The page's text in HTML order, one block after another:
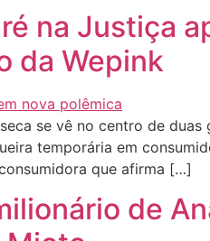
na Justiça
da Wepink
se vê no centro de
temporária em
que afirma […]
de